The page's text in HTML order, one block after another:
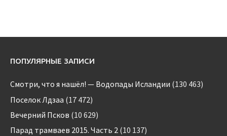
ПОПУЛЯРНЫЕ ЗАПИСИ
Смотри, что я нашёл! — Водопады Исландии (130 463)
Поселок Лдзаа (17 472)
Вечерний Псков (10 629)
Парад трамваев 2015. Часть 2 (10 137)